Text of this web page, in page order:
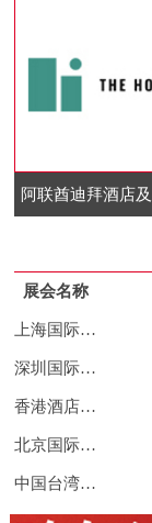
阿联酋迪拜酒店
展会名称
上海国际酒店及餐饮业博览会
深圳国际酒店及餐饮业博览会
香港酒店用品及餐饮展览会
北京国际餐饮连锁加盟展览会
中国台湾酒店用品及餐饮展览会